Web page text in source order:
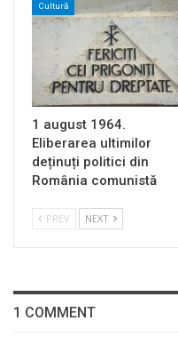
Cultură
1 august 1964.
Eliberarea ultimilor
deținuți politici din
România comunistă
PREV NEXT
1 COMMENT